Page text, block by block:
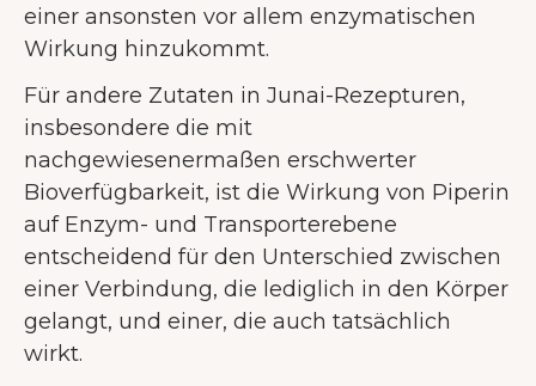
einer ansonsten vor allem enzymatischen
Wirkung hinzukommt.
Für andere Zutaten in Junai-Rezepturen,
insbesondere die mit
nachgewiesenermaßen erschwerter
Bioverfügbarkeit, ist die Wirkung von Piperin
auf Enzym- und Transporterebene
entscheidend für den Unterschied zwischen
einer Verbindung, die lediglich in den Körper
gelangt, und einer, die auch tatsächlich
wirkt.